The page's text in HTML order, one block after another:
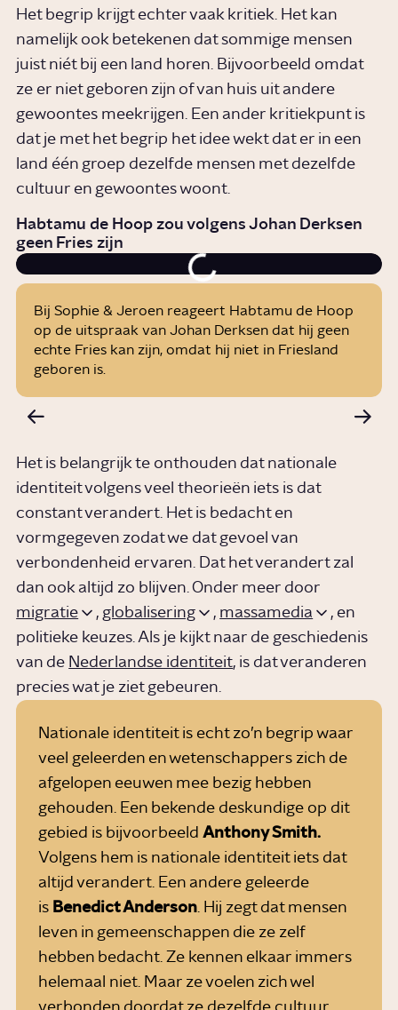
Het begrip krijgt echter vaak kritiek. Het kan
namelijk ook betekenen dat sommige mensen
juist niét bij een land horen. Bijvoorbeeld omdat
ze er niet geboren zijn of van huis uit andere
gewoontes meekrijgen. Een ander kritiekpunt is
dat je met het begrip het idee wekt dat er in een
land één groep dezelfde mensen met dezelfde
cultuur en gewoontes woont.
Habtamu de Hoop zou volgens Johan Derksen
geen Fries zijn
Bij Sophie & Jeroen reageert Habtamu de Hoop
op de uitspraak van Johan Derksen dat hij geen
echte Fries kan zijn, omdat hij niet in Friesland
geboren is.
Het is belangrijk te onthouden dat nationale
identiteit volgens veel theorieën iets is dat
constant verandert. Het is bedacht en
vormgegeven zodat we dat gevoel van
verbondenheid ervaren. Dat het verandert zal
dan ook altijd zo blijven. Onder meer door
migratie
, globalisering , massamedia
, en
politieke keuzes. Als je kijkt naar de geschiedenis
van de Nederlandse identiteit, is dat veranderen
precies wat je ziet gebeuren.
Nationale identiteit is echt zo’n begrip waar
veel geleerden en wetenschappers zich de
afgelopen eeuwen mee bezig hebben
gehouden. Een bekende deskundige op dit
gebied is bijvoorbeeld Anthony Smith.
Volgens hem is nationale identiteit iets dat
altijd verandert. Een andere geleerde
is Benedict Anderson. Hij zegt dat mensen
leven in gemeenschappen die ze zelf
hebben bedacht. Ze kennen elkaar immers
helemaal niet. Maar ze voelen zich wel